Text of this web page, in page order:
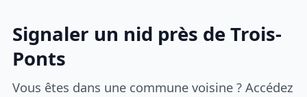
Signaler un nid près de Trois-
Ponts
Vous êtes dans une commune voisine ? Accédez